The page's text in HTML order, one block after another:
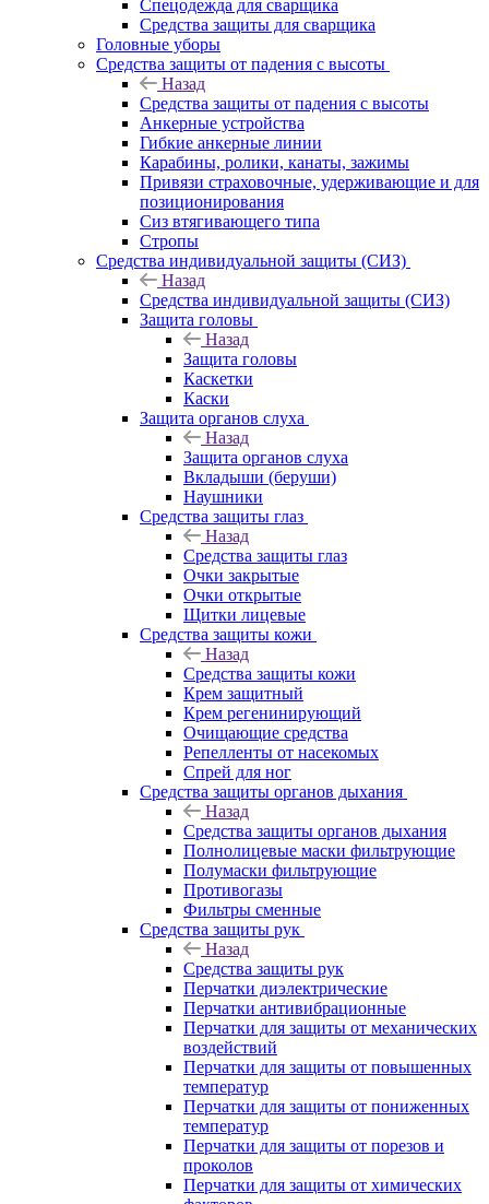
Спецодежда для сварщика
Средства защиты для сварщика
Головные уборы
Средства защиты от падения с высоты
Назад
Средства защиты от падения с высоты
Анкерные устройства
Гибкие анкерные линии
Карабины, ролики, канаты, зажимы
Привязи страховочные, удерживающие и для
позиционирования
Сиз втягивающего типа
Стропы
Средства индивидуальной защиты (СИЗ)
Назад
Средства индивидуальной защиты (СИЗ)
Защита головы
Назад
Защита головы
Каскетки
Каски
Защита органов слуха
Назад
Защита органов слуха
Вкладыши (беруши)
Наушники
Средства защиты глаз
Назад
Средства защиты глаз
Очки закрытые
Очки открытые
Щитки лицевые
Средства защиты кожи
Назад
Средства защиты кожи
Крем защитный
Крем регенинирующий
Очищающие средства
Репелленты от насекомых
Спрей для ног
Средства защиты органов дыхания
Назад
Средства защиты органов дыхания
Полнолицевые маски фильтрующие
Полумаски фильтрующие
Противогазы
Фильтры сменные
Средства защиты рук
Назад
Средства защиты рук
Перчатки диэлектрические
Перчатки антивибрационные
Перчатки для защиты от механических
воздействий
Перчатки для защиты от повышенных
температур
Перчатки для защиты от пониженных
температур
Перчатки для защиты от порезов и
проколов
Перчатки для защиты от химических